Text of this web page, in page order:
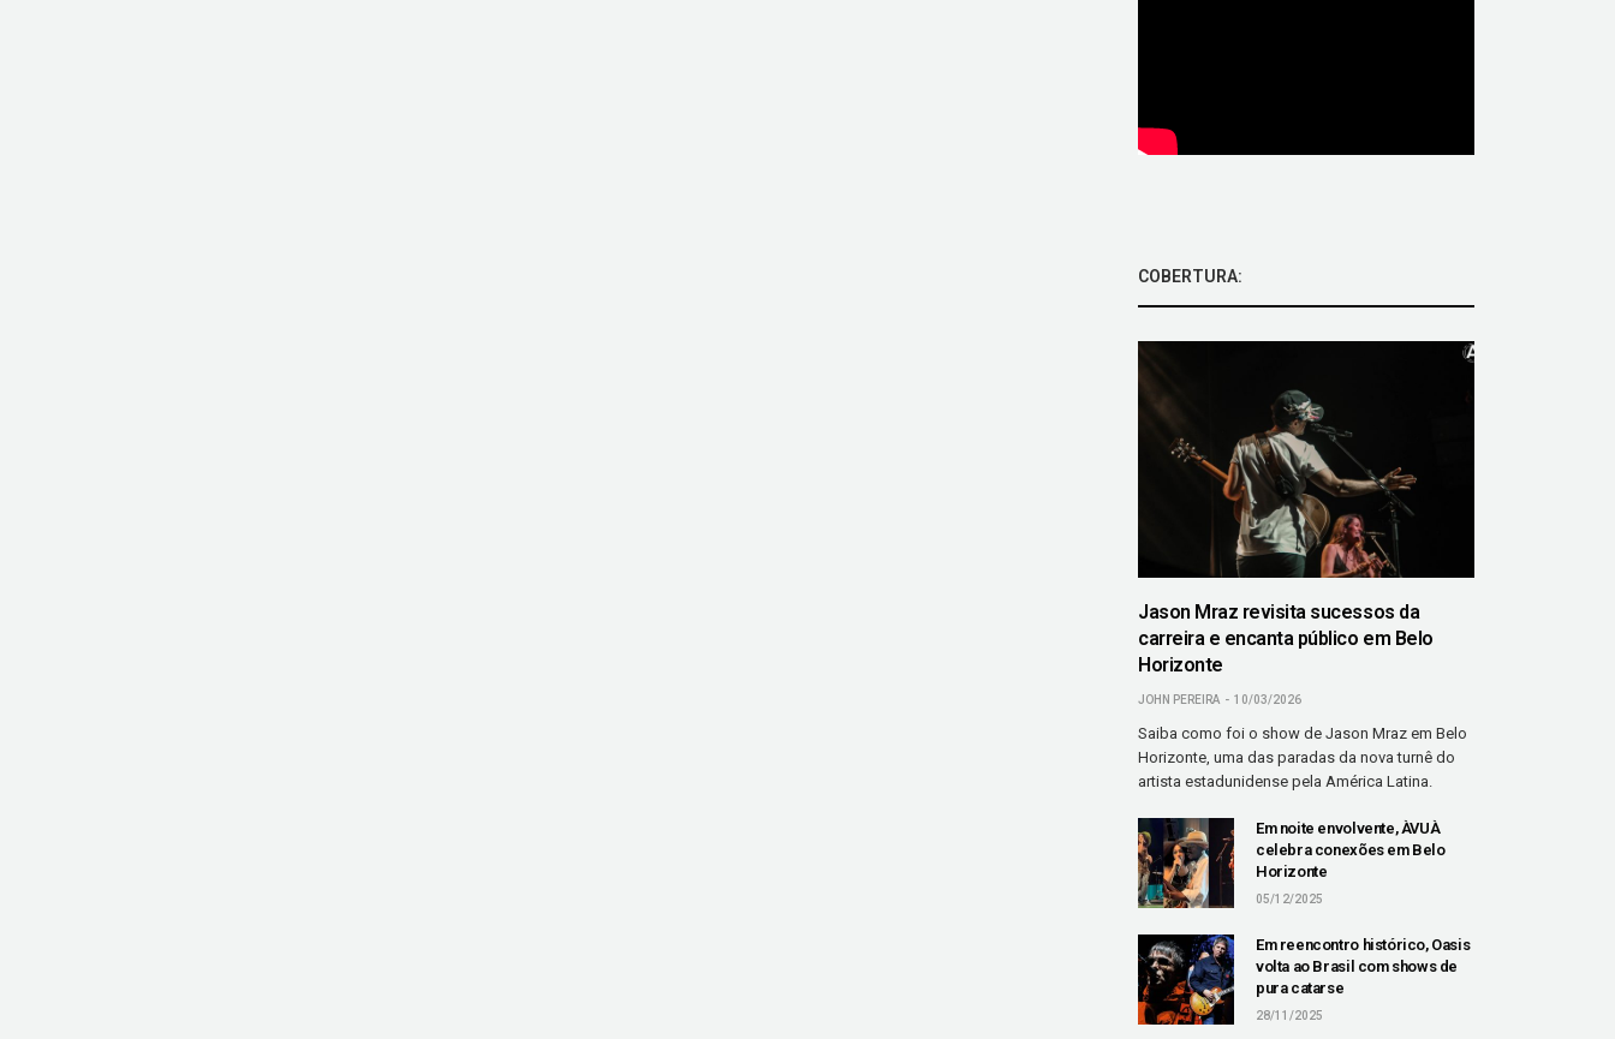
COBERTURA:
Jason Mraz revisita sucessos da
carreira e encanta público em Belo
Horizonte
JOHN PEREIRA 10/03/2026
Saiba como foi o show de Jason Mraz em Belo
Horizonte, uma das paradas da nova turnê do
artista estadunidense pela América Latina.
Em noite envolvente, ÀVUÀ
celebra conexões em Belo
Horizonte
05/12/2025
Em reencontro histórico, Oasis
volta ao Brasil com shows de
pura catarse
28/11/2025